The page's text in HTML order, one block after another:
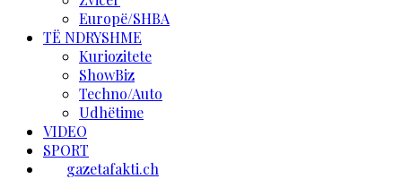
Europë/SHBA
TË NDRYSHME
Kuriozitete
ShowBiz
Techno/Auto
Udhëtime
VIDEO
SPORT
gazetafakti.ch